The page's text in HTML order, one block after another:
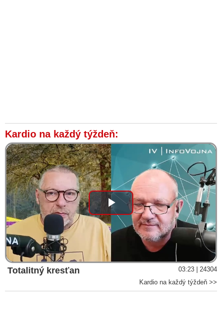
Kardio na každý týždeň:
Play
Video
Totalitný kresťan
03:23 | 24304
Kardio na každý týždeň >>